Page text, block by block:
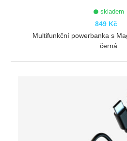
skladem
849 Kč
Multifunkční powerbanka s
černá